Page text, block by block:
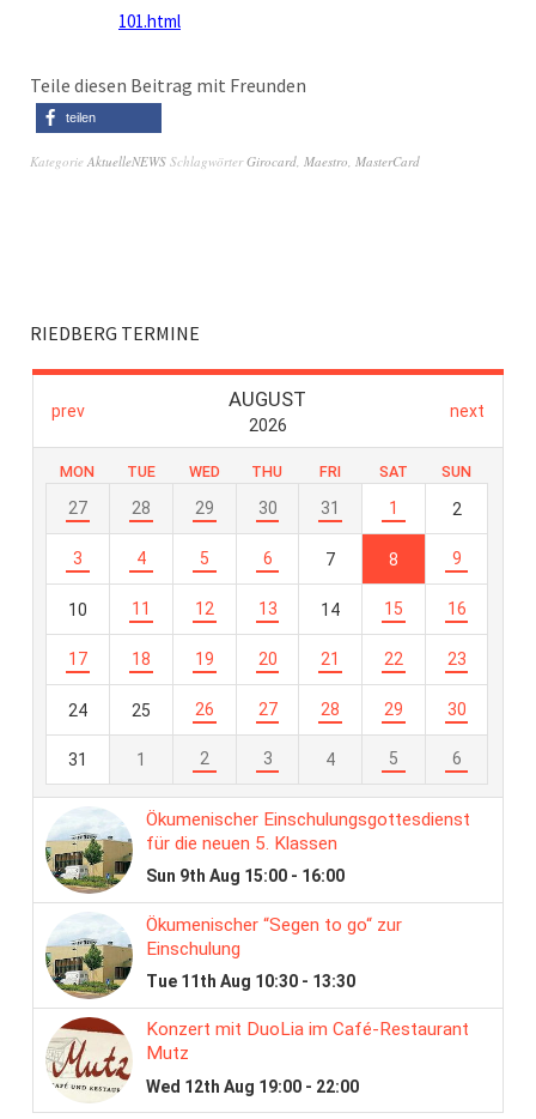
101.html
Teile diesen Beitrag mit Freunden
teilen
Kategorie AktuelleNEWS SchlagwörterGirocard Maestro MasterCard
RIEDBERG TERMINE